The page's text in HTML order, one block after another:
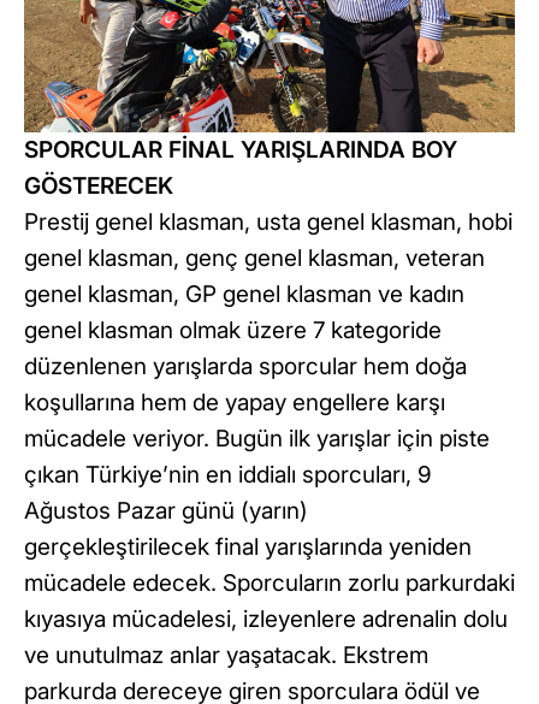
SPORCULAR FİNAL YARIŞLARINDA BOY
GÖSTERECEK
Prestij genel klasman, usta genel klasman, hobi
genel klasman, genç genel klasman, veteran
genel klasman, GP genel klasman ve kadın
genel klasman olmak üzere 7 kategoride
düzenlenen yarışlarda sporcular hem doğa
koşullarına hem de yapay engellere karşı
mücadele veriyor. Bugün ilk yarışlar için piste
çıkan Türkiye’nin en iddialı sporcuları, 9
Ağustos Pazar günü (yarın)
gerçekleştirilecek final yarışlarında yeniden
mücadele edecek. Sporcuların zorlu parkurdaki
kıyasıya mücadelesi, izleyenlere adrenalin dolu
ve unutulmaz anlar yaşatacak. Ekstrem
parkurda dereceye giren sporculara ödül ve